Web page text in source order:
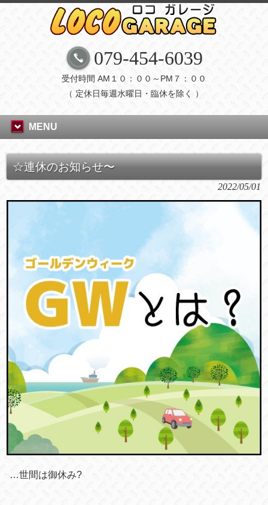
079-454-6039
受付時間 AM１０：００～PM７：００
（ 定休日毎週水曜日・臨休を除く ）
MENU
☆連休のお知らせ〜
2022/05/01
…世間は御休み?